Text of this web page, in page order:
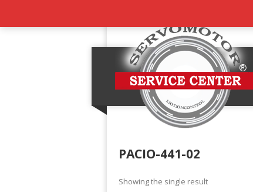
PACIO-441-02
Showing the single result